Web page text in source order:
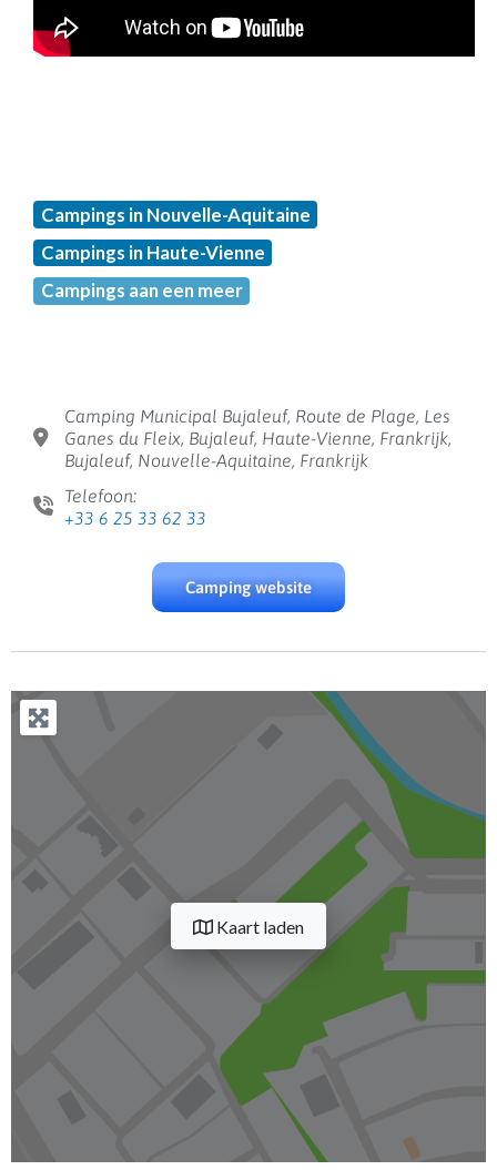
Campings in Nouvelle-Aquitaine
Campings in Haute-Vienne
Campings aan een meer
Camping Municipal Bujaleuf, Route de Plage, Les
Ganes du Fleix, Bujaleuf, Haute-Vienne, Frankrijk,
Bujaleuf, Nouvelle-Aquitaine, Frankrijk
Telefoon:
+33 6 25 33 62 33
Camping website
Kaart laden